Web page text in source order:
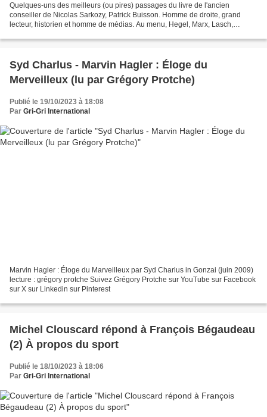
Quelques-uns des meilleurs (ou pires) passages du livre de l'ancien
conseiller de Nicolas Sarkozy, Patrick Buisson. Homme de droite, grand
lecteur, historien et homme de médias. Au menu, Hegel, Marx, Lasch,
Syd Charlus - Marvin Hagler : Éloge du
Merveilleux (lu par Grégory Protche)
Publié le 19/10/2023 à 18:08
Par Gri-Gri International
Marvin Hagler : Éloge du Marveilleux par Syd Charlus in Gonzai (juin 2009)
lecture : grégory protche Suivez Grégory Protche sur YouTube sur Facebook
sur X sur Linkedin sur Pinterest
Michel Clouscard répond à François Bégaudeau
(2) À propos du sport
Publié le 18/10/2023 à 18:06
Par Gri-Gri International